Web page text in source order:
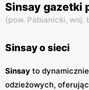
Sinsay gazetki
(pow. Pabianicki, woj.
Sinsay o sieci
Sinsay to
odzieżowych,